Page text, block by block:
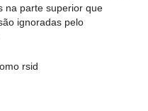
na parte superior que
ignoradas pelo
rsid